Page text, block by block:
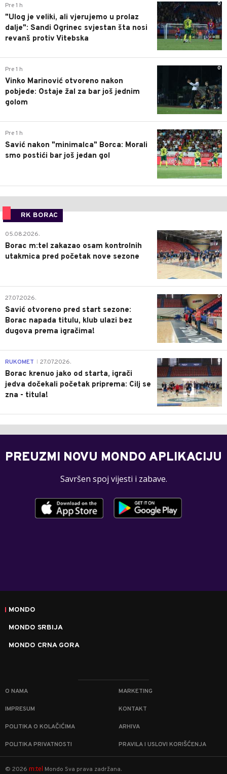
0
Pre 1 h
"Ulog je veliki, ali vjerujemo u prolaz
dalje": Sandi Ogrinec svjestan šta nosi
revanš protiv Vitebska
0
Pre 1 h
Vinko Marinović otvoreno nakon
pobjede: Ostaje žal za bar još jednim
golom
0
Pre 1 h
Savić nakon "minimalca" Borca: Morali
smo postići bar još jedan gol
RK BORAC
0
05.08.2026.
Borac m:tel zakazao osam kontrolnih
utakmica pred početak nove sezone
0
27.07.2026.
Savić otvoreno pred start sezone:
Borac napada titulu, klub ulazi bez
dugova prema igračima!
0
RUKOMET 27.07.2026.
Borac krenuo jako od starta, igrači
jedva dočekali početak priprema: Cilj se
zna - titula!
PREUZMI NOVU MONDO APLIKACIJU
Savršen spoj vijesti i zabave.
MONDO
MONDO SRBIJA
MONDO CRNA GORA
O NAMA MARKETING
IMPRESUM KONTAKT
POLITIKA O KOLAČIĆIMA ARHIVA
POLITIKA PRIVATNOSTI PRAVILA I USLOVI KORIŠĆENJA
© 2026 m:tel Mondo Sva prava zadržana.